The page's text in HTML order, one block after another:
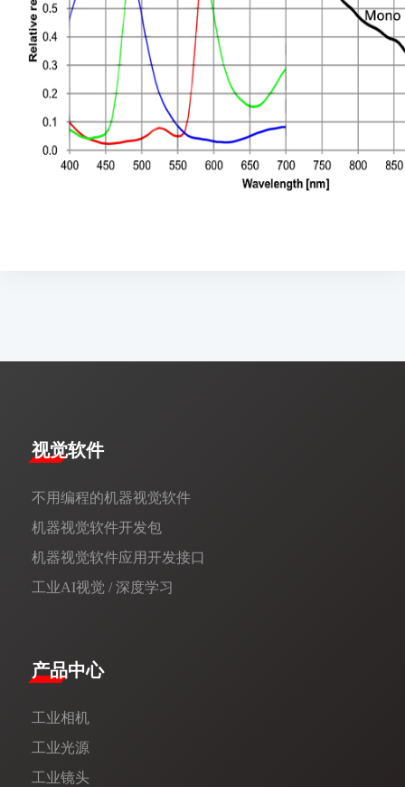
视觉软件
不用编程的机器视觉软件
机器视觉软件开发包
机器视觉软件应用开发接口
工业AI视觉 / 深度学习
产品中心
工业相机
工业光源
工业镜头